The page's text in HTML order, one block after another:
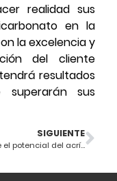
realidad sus
en la
la excelencia y
del cliente
resultados
superarán sus
SIGUIENTE
Descubre el potencial del acrílico en proyectos arquitectónicos